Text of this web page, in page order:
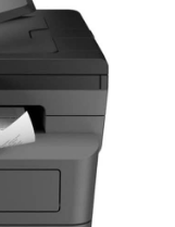
exclusivement pour
utilisation avec des
utilisant une
HP originale ; les
utilisant une
HP pourraient ne
ou cesser
fonctionner